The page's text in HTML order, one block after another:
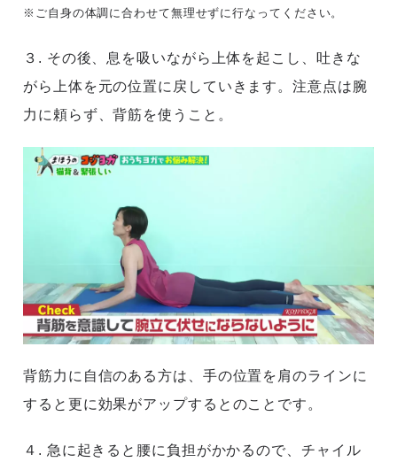
※ご自身の体調に合わせて無理せずに行なってください。
３. その後、息を吸いながら上体を起こし、吐きな
がら上体を元の位置に戻していきます。注意点は腕
力に頼らず、背筋を使うこと。
背筋力に自信のある方は、手の位置を肩のラインに
すると更に効果がアップするとのことです。
４. 急に起きると腰に負担がかかるので、チャイル